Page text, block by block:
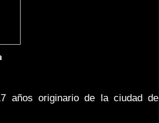
años originario de la ciudad de